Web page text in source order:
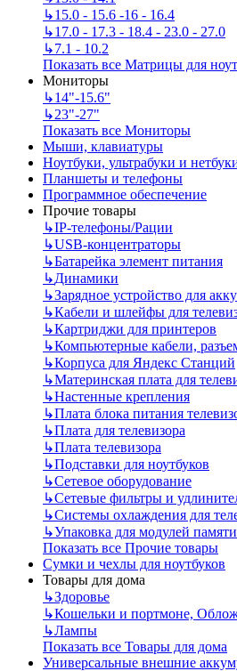
↳15.0 - 15.6 -16 - 16.4
↳17.0 - 17.3 - 18.4 - 23.0 - 27.0
↳7.1 - 10.2
Показать все Матрицы для
Мониторы
↳14"-15.6"
↳23"-27"
Показать все Мониторы
Мыши, клавиатуры
Ноутбуки, ультрабуки и
Планшеты и телефоны
Программное обеспечение
Прочие товары
↳IP‑телефоны/Рации
↳USB-концентраторы
↳Батарейка элемент питания
↳Динамики
↳Зарядное устройство для
↳Кабели и шлейфы для
↳Картриджи для принтеров
↳Компьютерные кабели,
↳Корпуса для Яндекс Станций
↳Материнская плата для
↳Настенные крепления
↳Плата блока питания
↳Плата для телевизора
↳Плата телевизора
↳Подставки для ноутбуков
↳Сетевое оборудование
↳Сетевые фильтры и
↳Системы охлаждения для
↳Упаковка для модулей памяти
Показать все Прочие товары
Сумки и чехлы для ноутбуков
Товары для дома
↳Здоровье
↳Кошельки и портмоне,
↳Лампы
Показать все Товары для дома
Универсальные внешние